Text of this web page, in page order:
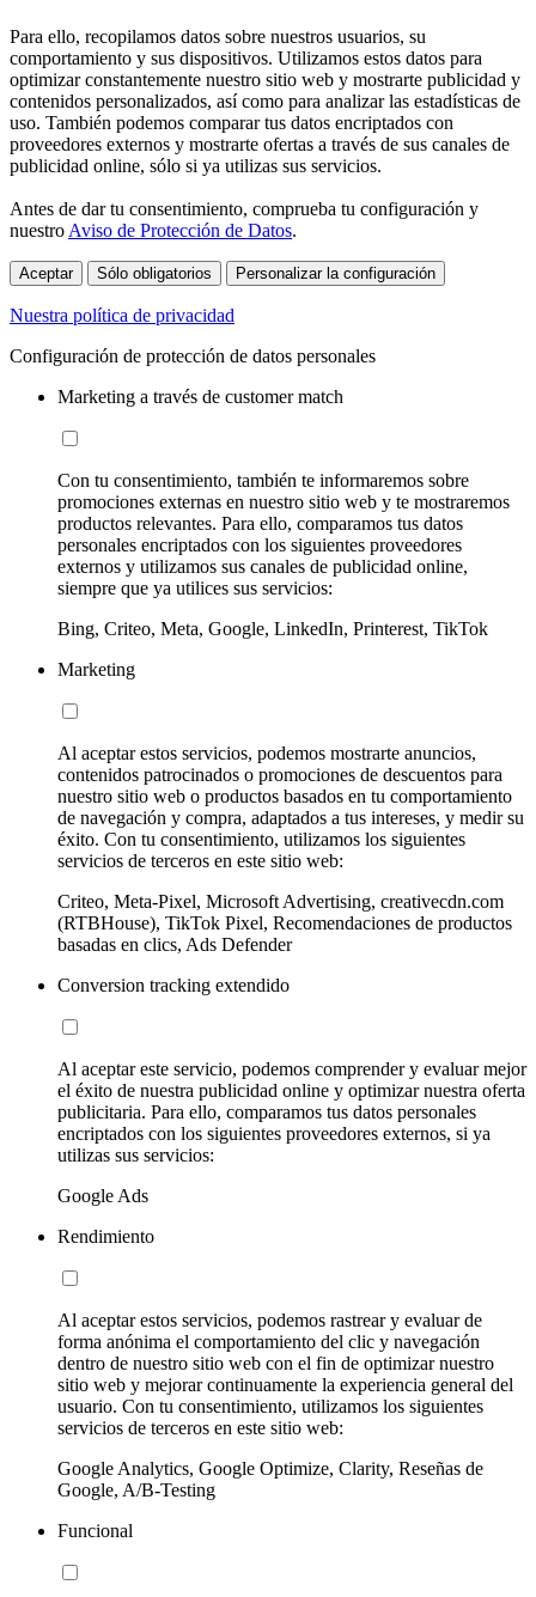
Para ello, recopilamos datos sobre nuestros usuarios, su
comportamiento y sus dispositivos. Utilizamos estos datos para
optimizar constantemente nuestro sitio web y mostrarte publicidad y
contenidos personalizados, así como para analizar las estadísticas de
uso. También podemos comparar tus datos encriptados con
proveedores externos y mostrarte ofertas a través de sus canales de
publicidad online, sólo si ya utilizas sus servicios.
Antes de dar tu consentimiento, comprueba tu configuración y
nuestro Aviso de Protección de Datos.
Aceptar Sólo obligatorios Personalizar la configuración
Nuestra política de privacidad
Configuración de protección de datos personales
Marketing a través de customer match
Con tu consentimiento, también te informaremos sobre
promociones externas en nuestro sitio web y te mostraremos
productos relevantes. Para ello, comparamos tus datos
personales encriptados con los siguientes proveedores
externos y utilizamos sus canales de publicidad online,
siempre que ya utilices sus servicios:
Bing, Criteo, Meta, Google, LinkedIn, Printerest, TikTok
Marketing
Al aceptar estos servicios, podemos mostrarte anuncios,
contenidos patrocinados o promociones de descuentos para
nuestro sitio web o productos basados en tu comportamiento
de navegación y compra, adaptados a tus intereses, y medir su
éxito. Con tu consentimiento, utilizamos los siguientes
servicios de terceros en este sitio web:
Criteo, Meta-Pixel, Microsoft Advertising, creativecdn.com
(RTBHouse), TikTok Pixel, Recomendaciones de productos
basadas en clics, Ads Defender
Conversion tracking extendido
Al aceptar este servicio, podemos comprender y evaluar mejor
el éxito de nuestra publicidad online y optimizar nuestra oferta
publicitaria. Para ello, comparamos tus datos personales
encriptados con los siguientes proveedores externos, si ya
utilizas sus servicios:
Google Ads
Rendimiento
Al aceptar estos servicios, podemos rastrear y evaluar de
forma anónima el comportamiento del clic y navegación
dentro de nuestro sitio web con el fin de optimizar nuestro
sitio web y mejorar continuamente la experiencia general del
usuario. Con tu consentimiento, utilizamos los siguientes
servicios de terceros en este sitio web:
Google Analytics, Google Optimize, Clarity, Reseñas de
Google, A/B-Testing
Funcional